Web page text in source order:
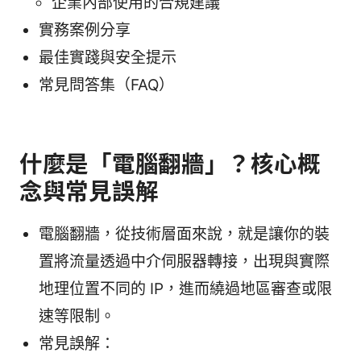
實務案例分享
最佳實踐與安全提示
常見問答集（FAQ）
什麼是「電腦翻牆」？核心概
念與常見誤解
電腦翻牆，從技術層面來說，就是讓你的裝
置將流量透過中介伺服器轉接，出現與實際
地理位置不同的 IP，進而繞過地區審查或限
速等限制。
常見誤解：